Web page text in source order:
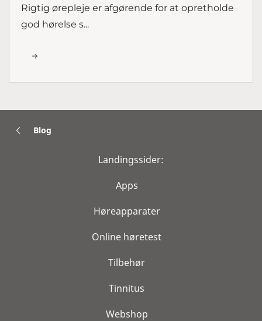
Rigtig ørepleje er afgørende for at opretholde
god hørelse s...
Blog
Landingssider:
Apps
Høreapparater
Online høretest
Tilbehør
Tinnitus
Webshop